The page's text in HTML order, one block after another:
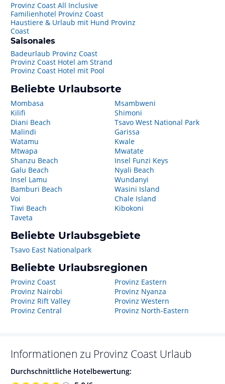
Provinz Coast All Inclusive
Familienhotel Provinz Coast
Haustiere & Urlaub mit Hund Provinz
Coast
Saisonales
Badeurlaub Provinz Coast
Provinz Coast Hotel am Strand
Provinz Coast Hotel mit Pool
Beliebte Urlaubsorte
Mombasa
Kilifi
Diani Beach
Malindi
Watamu
Mtwapa
Shanzu Beach
Galu Beach
Insel Lamu
Bamburi Beach
Voi
Tiwi Beach
Taveta
Msambweni
Shimoni
Tsavo West National Park
Garissa
Kwale
Mwatate
Insel Funzi Keys
Nyali Beach
Wundanyi
Wasini Island
Chale Island
Kibokoni
Beliebte Urlaubsgebiete
Tsavo East Nationalpark
Beliebte Urlaubsregionen
Provinz Coast
Provinz Nairobi
Provinz Rift Valley
Provinz Central
Provinz Eastern
Provinz Nyanza
Provinz Western
Provinz North-Eastern
Informationen zu Provinz Coast Urlaub
Durchschnittliche Hotelbewertung: